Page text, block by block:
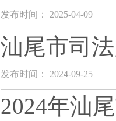
发布时间： 2025-04-09
汕尾市司
发布时间： 2024-09-25
2024年汕